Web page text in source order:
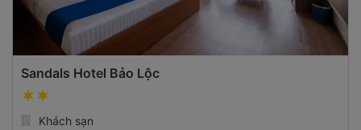
Sandals Hotel Bảo Lộc
Khách sạn